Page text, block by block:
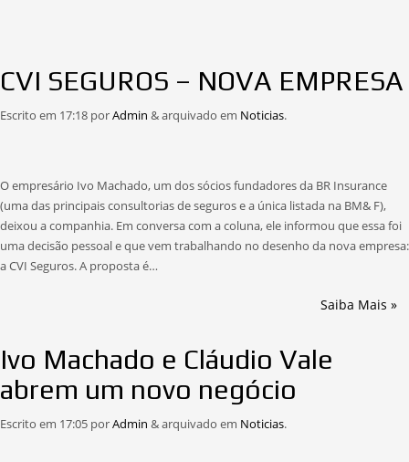
CVI SEGUROS – NOVA EMPRESA
Escrito em 17:18 porAdmin &arquivado em Noticias.
O empresário Ivo Machado, um dos sócios fundadores da BR Insurance
(uma das principais consultorias de seguros e a única listada na BM& F),
deixou a companhia. Em conversa com a coluna, ele informou que essa foi
uma decisão pessoal e que vem trabalhando no desenho da nova empresa:
a CVI Seguros. A proposta é…
Saiba Mais »
Ivo Machado e Cláudio Vale
abrem um novo negócio
Escrito em 17:05 porAdmin &arquivado em Noticias.